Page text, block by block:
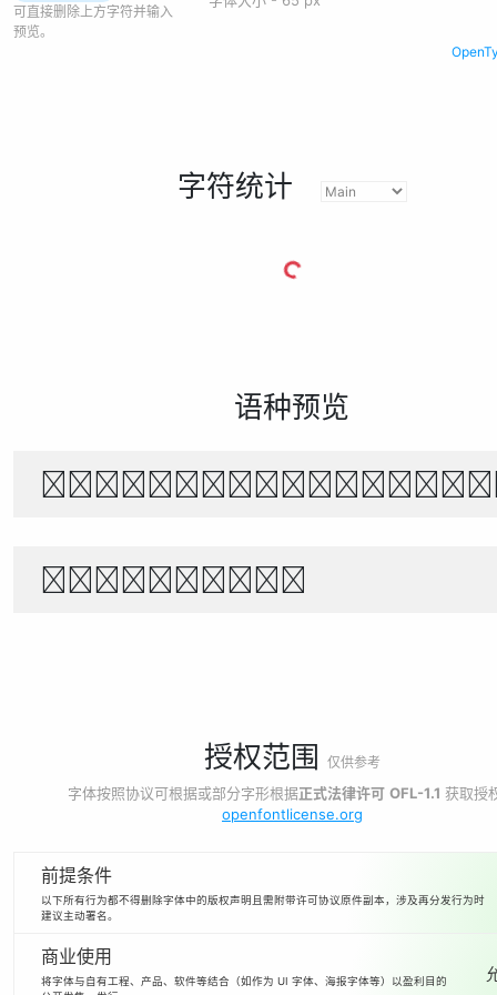
可直接删除上方字符并输入
预览。
字符统计
语种预览
ផ្កាឈូករីកនៅលើ
1234567890
授权范围 仅供参考
字体按照协议可根据或部分字形根据正式法律许可 OFL-1.1 获取授
openfontlicense.org
前提条件
以下所有行为都不得删除字体中的版权声明且需附带许可协议原件副本，涉及再分发行为时
建议主动署名。
商业使用
将字体与自有工程、产品、软件等结合（如作为 UI 字体、海报字体等）以盈利目的